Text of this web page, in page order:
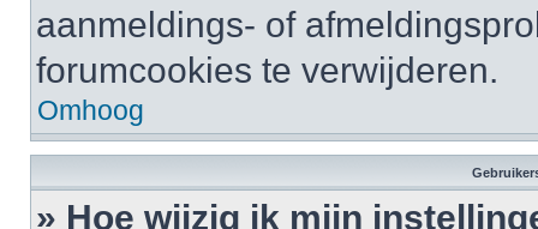
aanmeldings- of
forumcookies te verwijderen.
Omhoog
» Hoe wijzig ik mijn